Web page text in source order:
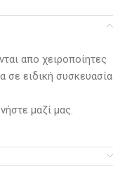
απο χειροποίητες
σε ειδική συσκευασία
μαζί μας.